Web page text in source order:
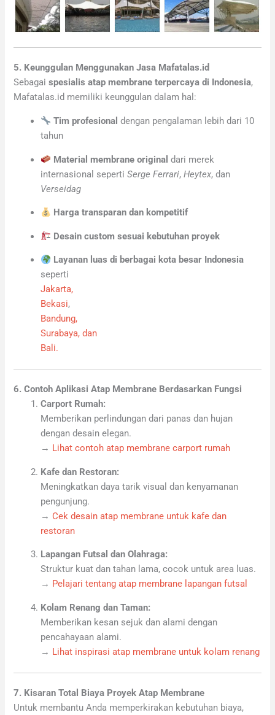
5. Keunggulan Menggunakan Jasa Mafatalas.id
Sebagaispesialis atap membrane terpercaya di Indonesia,
Mafatalas.id memiliki keunggulan dalam hal:
Tim profesional dengan pengalaman lebih dari 10
tahun
Material membrane original dari merek
internasional sepertiSerge Ferrari,Heytex, dan
Verseidag
Harga transparan dan kompetitif
Desain custom sesuai kebutuhan proyek
Layanan luas di berbagai kota besar Indonesia
seperti
Jakarta,
Bekasi,
Bandung,
Surabaya, dan
Bali.
6. Contoh Aplikasi Atap Membrane Berdasarkan Fungsi
Carport Rumah:
Memberikan perlindungan dari panas dan hujan
dengan desain elegan.
→ Lihat contoh atap membrane carport rumah
Kafe dan Restoran:
Meningkatkan daya tarik visual dan kenyamanan
pengunjung.
→Cek desain atap membrane untuk kafe dan
restoran
Lapangan Futsal dan Olahraga:
Struktur kuat dan tahan lama, cocok untuk area luas.
→ Pelajari tentang atap membrane lapangan futsal
Kolam Renang dan Taman:
Memberikan kesan sejuk dan alami dengan
pencahayaan alami.
→ Lihat inspirasi atap membrane untuk kolam renang
7. Kisaran Total Biaya Proyek Atap Membrane
Untuk membantu Anda memperkirakan kebutuhan biaya,